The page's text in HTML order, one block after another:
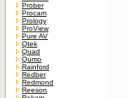
Prober
Procam
Prology
ProView
Pure AV
Qtek
Quad
Qumo
Rainford
Redber
Redmond
Reeson